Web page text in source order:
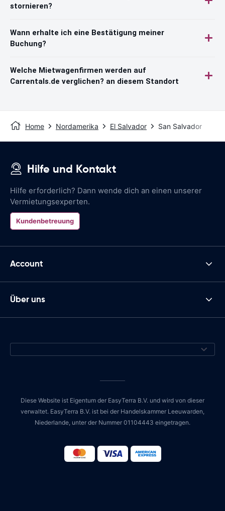
stornieren?
Wann erhalte ich eine Bestätigung meiner
Buchung?
Welche Mietwagenfirmen werden auf
Carrentals.de verglichen? an diesem Standort
Home Nordamerika El Salvador San Salvador
Hilfe und Kontakt
Hilfe erforderlich? Dann wende dich an einen unserer
Vermietungsexperten.
Kundenbetreuung
Account
Über uns
Diese Website ist Eigentum der EasyTerra B.V. und wird von dieser
verwaltet. EasyTerra B.V. ist bei der Handelskammer Leeuwarden,
Niederlande, unter der Nummer 01104443 eingetragen.